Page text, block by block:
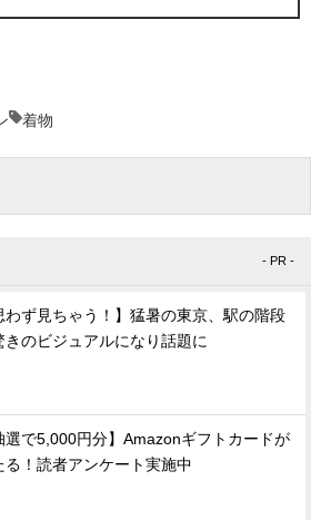
着物
- PR -
わず見ちゃう！】猛暑の東京、駅の階段
きのビジュアルになり話題に
選で5,000円分】Amazonギフトカードが
る！読者アンケート実施中